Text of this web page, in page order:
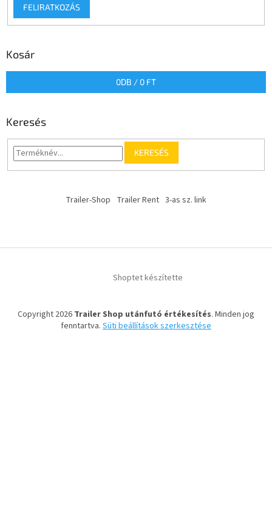
FELIRATKOZÁS
Kosár
0DB / 0 FT
Keresés
KERESÉS
Trailer-Shop Trailer Rent 3-as sz. link
Shoptet készítette
Copyright 2026 Trailer Shop utánfutó értékesítés. Minden jog
fenntartva. Süti beállítások szerkesztése